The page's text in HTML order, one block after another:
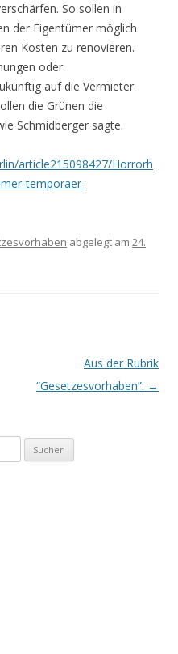
So sollen in
der Eigentümer möglich
Kosten zu renovieren.
oder
auf die Vermieter
die Grünen die
Schmidberger sagte.
article215098427/Horrorh
temporaer-
abgelegt am 24.
Aus der Rubrik
“Gesetzesvorhaben”: →